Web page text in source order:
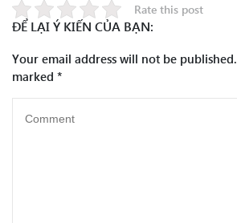
Rate this post
ĐỂ LẠI Ý KIẾN CỦA BẠN:
Your email address will not be published.
marked *